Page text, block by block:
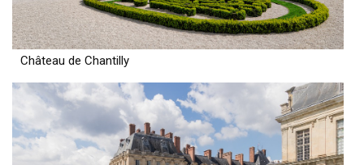
Château de Chantilly